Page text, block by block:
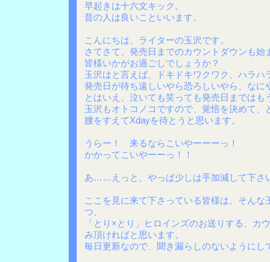
早起きは十六文キック。
昔の人は良いこといいます。
こんにちは、ライターの玉沢です。
さてさて、発売日までのカウントダウンも始
皆様いかがお過ごしでしょうか？
玉沢はと言えば、ドキドキワクワク、ハラハ
発売日が待ち遠しいやら恐ろしいやら、なに
とはいえ、泣いても笑っても発売日まではも
玉沢もオトコノコですので、覚悟を決めて、
腰をすえてXdayを待とうと思います。
うらー！ 来るならこいやーーーっ！
かかってこいやーーっ！！
あ……えっと、やっぱ少しは手加減して下さ
ここを見に来て下さっている皆様は、そんな
つ、
「とり×とり」ヒロインズのお送りする、カ
み頂ければと思います。
毎日更新なので、聞き漏らしのないようにし